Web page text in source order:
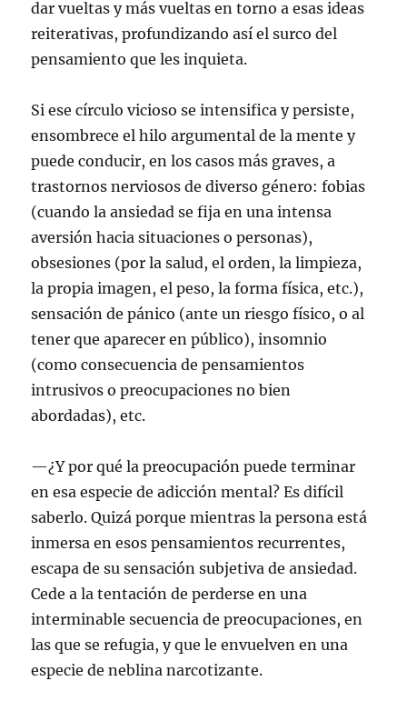
dar vueltas y más vueltas en torno a esas ideas
reiterativas, profundizando así el surco del
pensamiento que les inquieta.
Si ese círculo vicioso se intensifica y persiste,
ensombrece el hilo argumental de la mente y
puede conducir, en los casos más graves, a
trastornos nerviosos de diverso género: fobias
(cuando la ansiedad se fija en una intensa
aversión hacia situaciones o personas),
obsesiones (por la salud, el orden, la limpieza,
la propia imagen, el peso, la forma física, etc.),
sensación de pánico (ante un riesgo físico, o al
tener que aparecer en público), insomnio
(como consecuencia de pensamientos
intrusivos o preocupaciones no bien
abordadas), etc.
—¿Y por qué la preocupación puede terminar
en esa especie de adicción mental? Es difícil
saberlo. Quizá porque mientras la persona está
inmersa en esos pensamientos recurrentes,
escapa de su sensación subjetiva de ansiedad.
Cede a la tentación de perderse en una
interminable secuencia de preocupaciones, en
las que se refugia, y que le envuelven en una
especie de neblina narcotizante.